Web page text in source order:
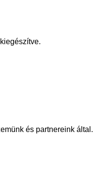
és partnereink által.